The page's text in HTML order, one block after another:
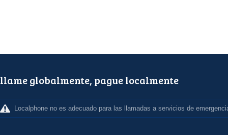
llame globalmente, pague localmente
Localphone no es adecuado para las llamadas a servicios de